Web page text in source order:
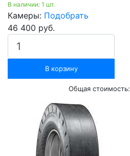
В наличии: 1 шт.
Камеры: Подобрать
46 400 руб.
В корзину
Общая стоимость: